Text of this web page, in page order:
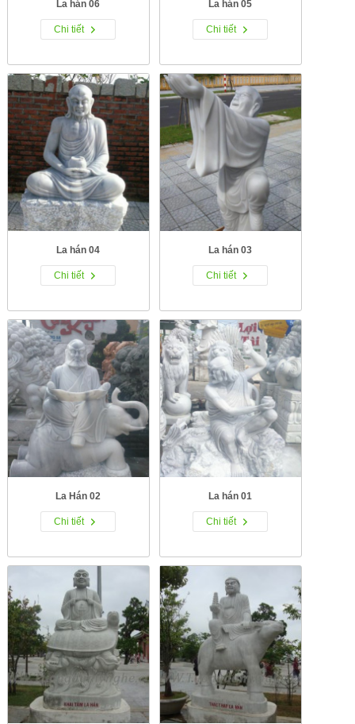
La hán 06
Chi tiết
La hán 05
Chi tiết
La hán 04
Chi tiết
La hán 03
Chi tiết
La Hán 02
Chi tiết
La hán 01
Chi tiết